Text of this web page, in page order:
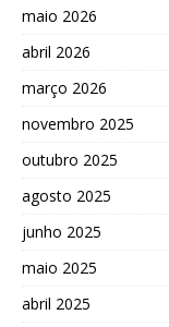
maio 2026
abril 2026
março 2026
novembro 2025
outubro 2025
agosto 2025
junho 2025
maio 2025
abril 2025